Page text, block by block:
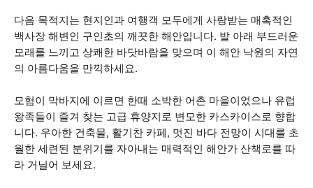
다음 목적지는 현지인과 여행객 모두에게 사랑받는 매혹적인
백사장 해변인 구인초의 깨끗한 해안입니다. 발 아래 부드러운
모래를 느끼고 상쾌한 바닷바람을 맞으며 이 해안 낙원의 자연
의 아름다움을 만끽하세요.
모험이 막바지에 이르면 한때 소박한 어촌 마을이었으나 유럽
왕족들이 즐겨 찾는 고급 휴양지로 변모한 카스카이스로 향합
니다. 우아한 건축물, 활기찬 카페, 멋진 바다 전망이 시대를 초
월한 세련된 분위기를 자아내는 매력적인 해안가 산책로를 따
라 거닐어 보세요.